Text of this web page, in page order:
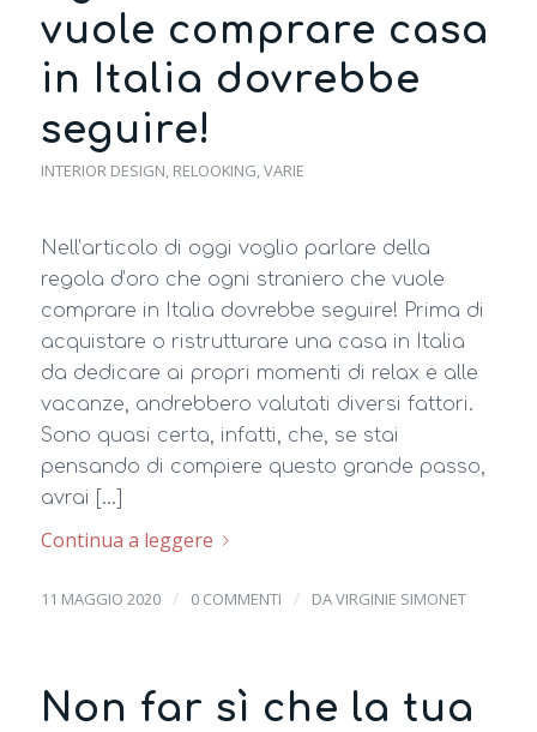
vuole comprare casa
in Italia dovrebbe
seguire!
INTERIOR DESIGN, RELOOKING,VARIE
Nell’articolo di oggi voglio parlare della
regola d’oro che ogni straniero che vuole
comprare in Italia dovrebbe seguire! Prima di
acquistare o ristrutturare una casa in Italia
da dedicare ai propri momenti di relax e alle
vacanze, andrebbero valutati diversi fattori.
Sono quasi certa, infatti, che, se stai
pensando di compiere questo grande passo,
avrai […]
Continua a leggere
11 MAGGIO 2020 / 0 COMMENTI / DAVIRGINIE SIMONET
Non far sì che la tua